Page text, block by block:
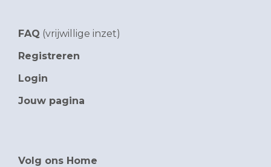
FAQ (vrijwillige inzet)
Registreren
Login
Jouw pagina
Volg ons Home